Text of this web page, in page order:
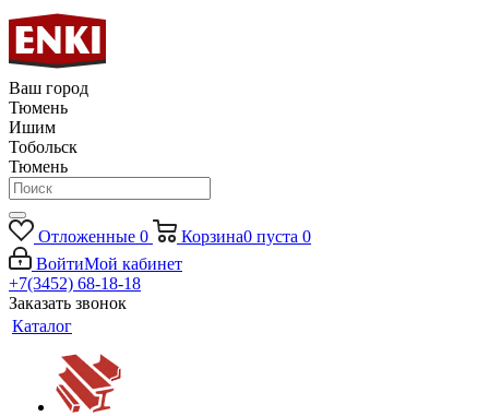
Ваш город
Тюмень
Ишим
Тобольск
Тюмень
Отложенные 0 Корзина0 пуста 0
ВойтиМой кабинет
+7(3452) 68-18-18
Заказать звонок
Каталог